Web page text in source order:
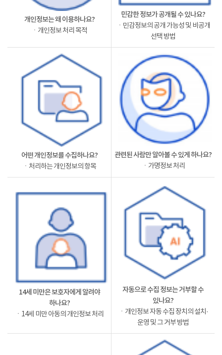
개인정보는 왜 이용하나요?
ㆍ개인정보 처리 목적
민감한 정보가 공개될 수 있나요?
ㆍ민감정보의 공개 가능성 및 비공개
선택 방법
어떤 개인정보를 수집하나요?
ㆍ처리하는 개인정보의 항목
관련된 사람만 알아볼 수 있게 하나요?
ㆍ가명정보 처리
14세 미만은 보호자에게 알려야
하나요?
ㆍ14세 미만 아동의 개인정보 처리
자동으로 수집 정보는 거부할 수
있나요?
ㆍ개인정보 자동 수집 장치의 설치·
운영 및 그 거부 방법